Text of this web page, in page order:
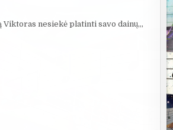
Viktoras nesiekė platinti savo dainų,,,